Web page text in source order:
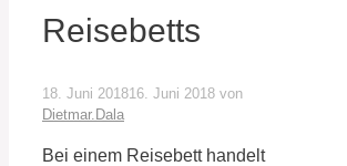
Reisebetts
18. Juni 201816. Juni 2018 von
Dietmar.Dala
Bei einem Reisebett handelt